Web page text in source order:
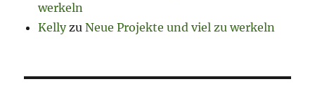
werkeln
KellyzuNeue Projekte und viel zu werkeln